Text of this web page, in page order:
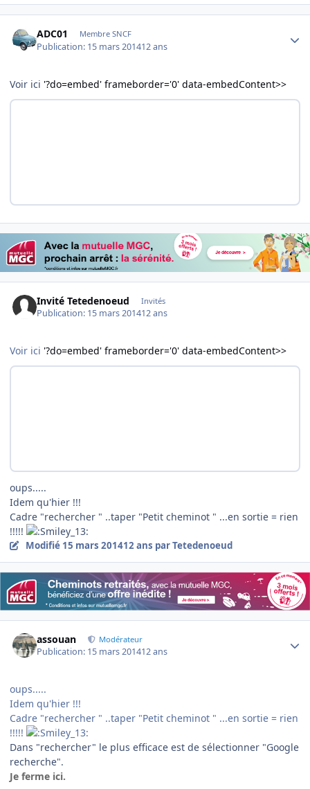
ADC01 Membre SNCF
Publication: 15 mars 201412 ans
Voir ici '?do=embed' frameborder='0' data-embedContent>>
Invité Tetedenoeud Invités
Publication: 15 mars 201412 ans
Voir ici '?do=embed' frameborder='0' data-embedContent>>
oups.....
Idem qu'hier !!!
Cadre "rechercher " ..taper "Petit cheminot " ...en sortie = rien
!!!!!
Modifié 15 mars 201412 ans par Tetedenoeud
assouan Modérateur
Publication: 15 mars 201412 ans
oups.....
Idem qu'hier !!!
Cadre "rechercher " ..taper "Petit cheminot " ...en sortie = rien
!!!!!
Dans "rechercher" le plus efficace est de sélectionner "Google
recherche".
Je ferme ici.